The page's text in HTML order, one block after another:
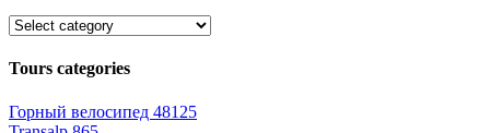
Tours categories
Горный велосипед 48125